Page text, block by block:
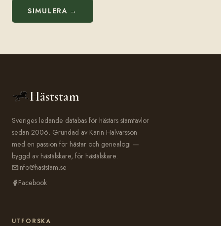
SIMULERA →
Häststam
Sveriges ledande databas för hästars stamtavlor
sedan 2006. Grundad av Karin Halvarsson
med en passion för hästar och genealogi —
byggd av hästälskare, för hästälskare.
info@haststam.se
Facebook
UTFORSKA